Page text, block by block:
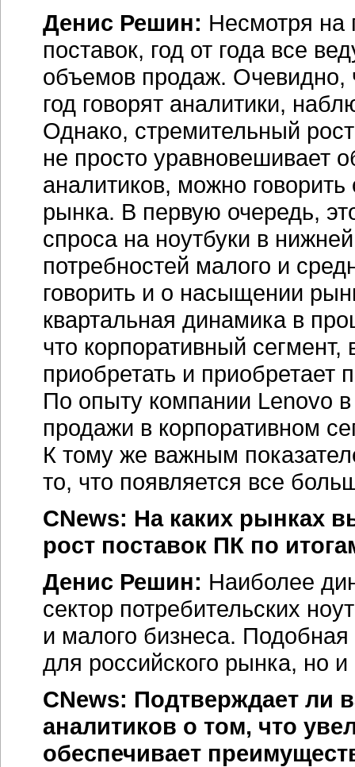
Денис Решин: Несмотря на
поставок, год от года все
объемов продаж. Очевидно,
год говорят аналитики,
Однако, стремительный
не просто уравновешивает
аналитиков, можно
рынка. В первую очередь,
спроса на ноутбуки в
потребностей малого и
говорить и о насыщении
квартальная динамика в
что корпоративный сегмент,
приобретать и
По опыту компании Lenovo
продажи в корпоративном
К тому же важным
то, что появляется все
CNews: На каких рынках
рост поставок ПК по
Денис Решин: Наиболее
сектор потребительских
и малого бизнеса.
для российского рынка, но
CNews: Подтверждает ли
аналитиков о том, что
обеспечивает